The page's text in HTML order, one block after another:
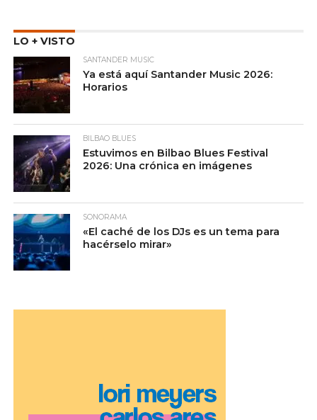
LO + VISTO
SANTANDER MUSIC
Ya está aquí Santander Music 2026:
Horarios
BILBAO BLUES
Estuvimos en Bilbao Blues Festival
2026: Una crónica en imágenes
SONORAMA
«El caché de los DJs es un tema para
hacérselo mirar»